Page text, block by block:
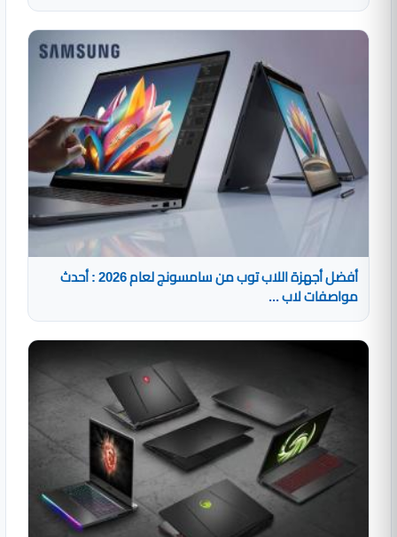
أفضل أجهزة اللاب توب من سامسونج لعام 2026 : أحدث
مواصفات لاب ...